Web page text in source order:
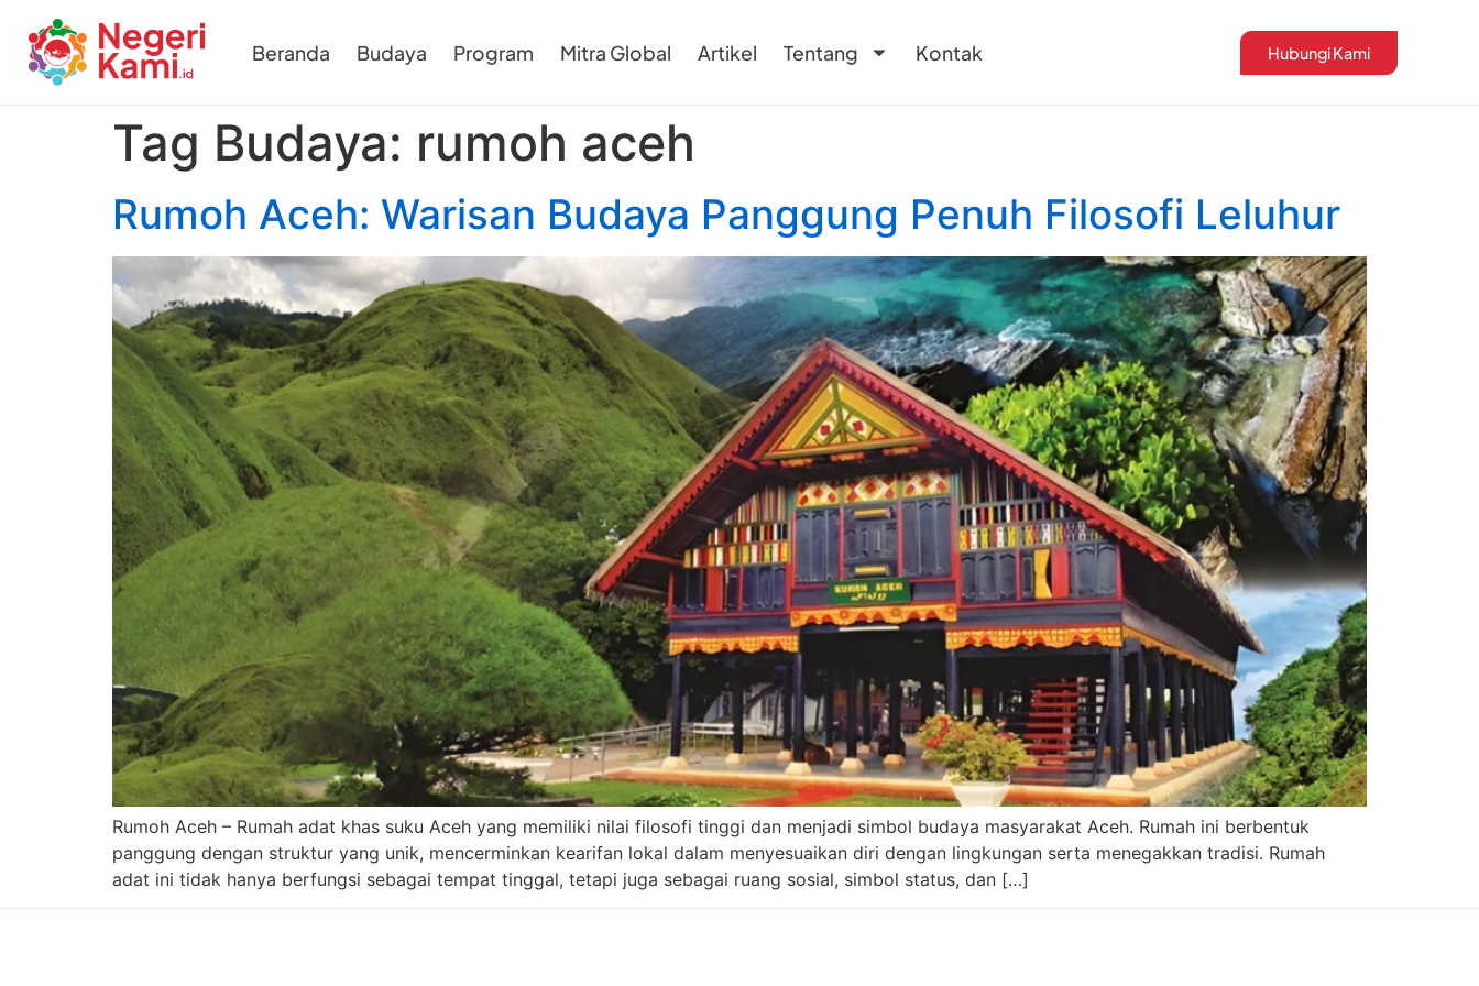
Beranda Budaya Program Mitra Global Artikel Tentang Kontak Hubungi Kami
Tag Budaya: rumoh aceh
Rumoh Aceh: Warisan Budaya Panggung Penuh Filosofi Leluhur
Rumoh Aceh – Rumah adat khas suku Aceh yang memiliki nilai filosofi tinggi dan menjadi simbol budaya masyarakat Aceh. Rumah ini berbentuk
panggung dengan struktur yang unik, mencerminkan kearifan lokal dalam menyesuaikan diri dengan lingkungan serta menegakkan tradisi. Rumah
adat ini tidak hanya berfungsi sebagai tempat tinggal, tetapi juga sebagai ruang sosial, simbol status, dan […]